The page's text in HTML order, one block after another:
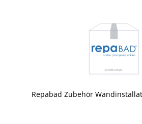
Repabad Zubehör